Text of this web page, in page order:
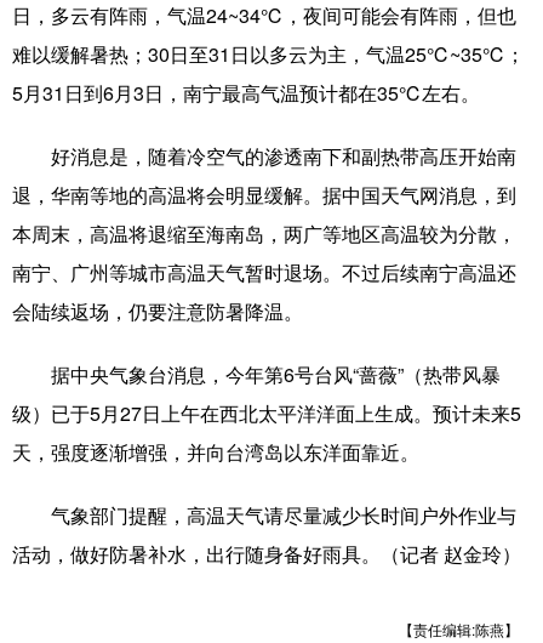
地方频道
北京 天津 河北 山西
辽宁 吉林 上海 江苏
浙江 安徽 福建 江西
山东 河南 湖北 湖南
广东 广西
陕西 甘肃 青海 宁夏
新疆 内蒙古 黑龙江
多语种频道
日，多云有阵雨，气温24~34℃，夜间可能会有阵雨，但也
难以缓解暑热；30日至31日以多云为主，气温25℃~35℃；
5月31日到6月3日，南宁最高气温预计都在35℃左右。
好消息是，随着冷空气的渗透南下和副热带高压开始南
退，华南等地的高温将会明显缓解。据中国天气网消息，到
本周末，高温将退缩至海南岛，两广等地区高温较为分散，
南宁、广州等城市高温天气暂时退场。不过后续南宁高温还
会陆续返场，仍要注意防暑降温。
据中央气象台消息，今年第6号台风“蔷薇”（热带风暴
级）已于5月27日上午在西北太平洋洋面上生成。预计未来5
天，强度逐渐增强，并向台湾岛以东洋面靠近。
气象部门提醒，高温天气请尽量减少长时间户外作业与
活动，做好防暑补水，出行随身备好雨具。（记者 赵金玲）
【责任编辑:陈燕】